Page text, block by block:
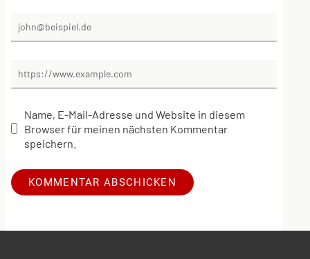
Name, E-Mail-Adresse und Website in diesem
Browser für meinen nächsten Kommentar
speichern.